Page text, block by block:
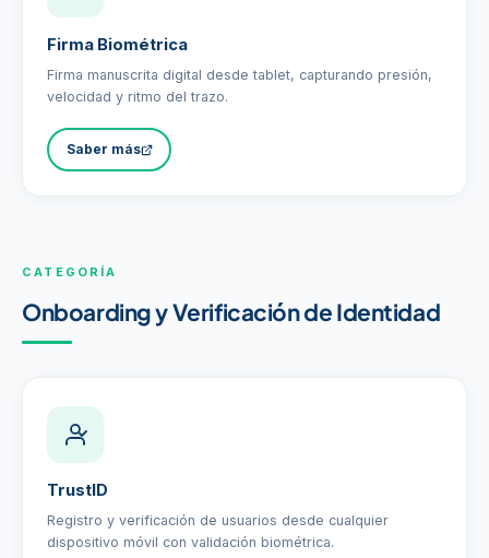
Firma Biométrica
Firma manuscrita digital desde tablet, capturando presión,
velocidad y ritmo del trazo.
Saber más
CATEGORÍA
Onboarding y Verificación de Identidad
TrustID
Registro y verificación de usuarios desde cualquier
dispositivo móvil con validación biométrica.